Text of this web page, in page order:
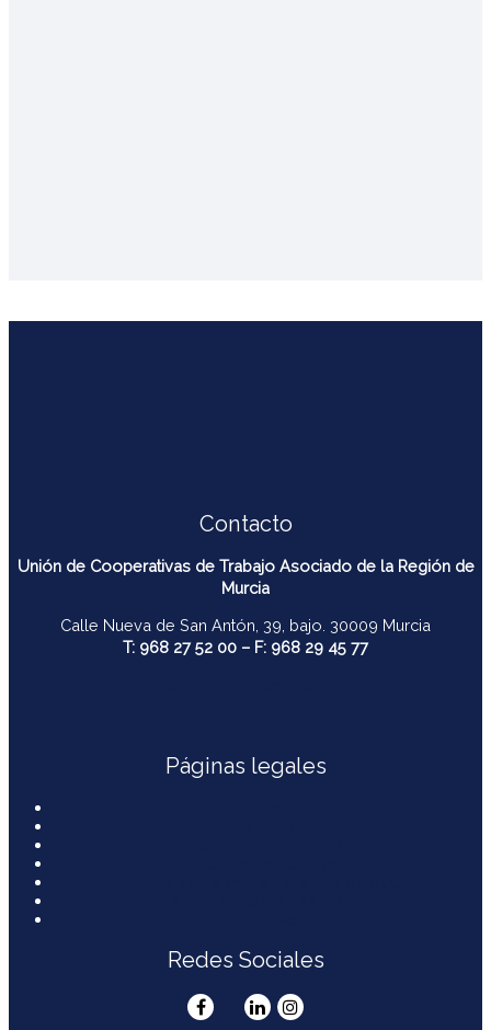
Contacto
Unión de Cooperativas de Trabajo Asociado de la Región de
Murcia
Calle Nueva de San Antón, 39, bajo. 30009 Murcia
T: 968 27 52 00 – F: 968 29 45 77
Páginas legales
Redes Sociales